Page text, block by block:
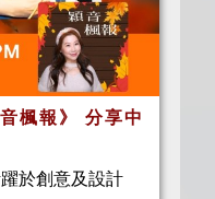
楓報》 分享中
於創意及設計